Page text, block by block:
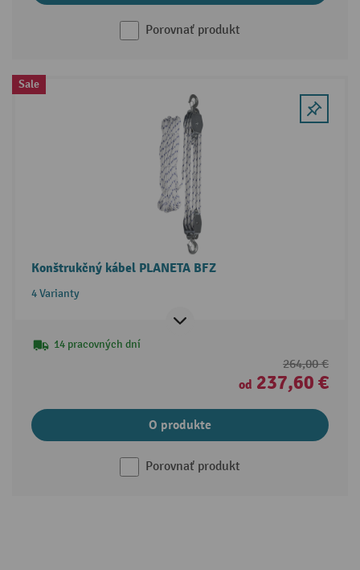
Porovnať produkt
Sale
Konštrukčný kábel PLANETA BFZ
4 Varianty
14 pracovných dní
264,00 €
od 237,60 €
O produkte
Porovnať produkt